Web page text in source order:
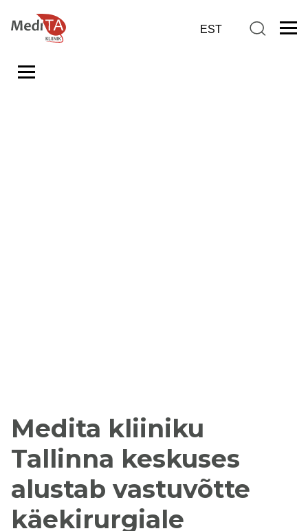
Medita kliiniku
Tallinna keskuses
alustab vastuvõtte
käekirurgiale